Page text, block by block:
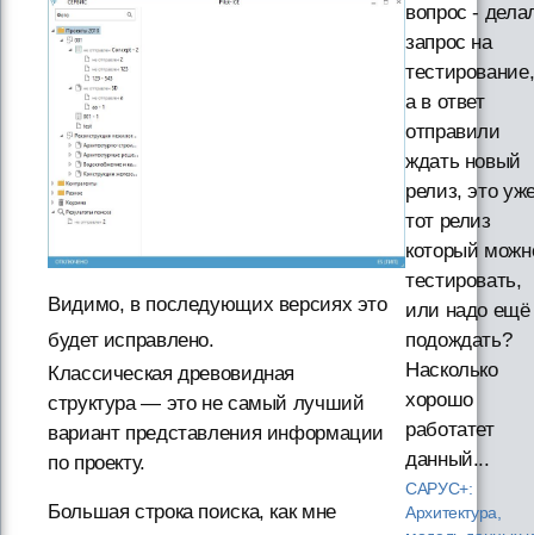
Видимо, в последующих версиях это
будет исправлено.
Классическая древовидная
структура — это не самый лучший
вариант представления информации
по проекту.
Большая строка поиска, как мне
вопрос -
запрос на
тестирование,
а в ответ
отправили
ждать новый
релиз, это
тот релиз
который
тестировать,
или надо ещё
подождать?
Насколько
хорошо
работатет
данный...
САРУС+:
Архитектура,